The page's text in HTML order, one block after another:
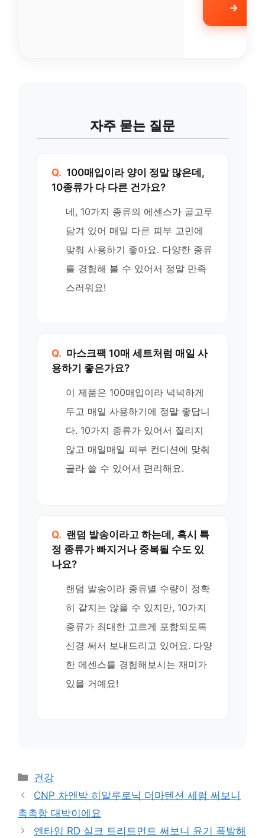
→
자주 묻는 질문
Q. 100매입이라 양이 정말 많은데,
10종류가 다 다른 건가요?
네, 10가지 종류의 에센스가 골고루
담겨 있어 매일 다른 피부 고민에
맞춰 사용하기 좋아요. 다양한 종류
를 경험해 볼 수 있어서 정말 만족
스러워요!
Q. 마스크팩 10매 세트처럼 매일 사
용하기 좋은가요?
이 제품은 100매입이라 넉넉하게
두고 매일 사용하기에 정말 좋답니
다. 10가지 종류가 있어서 질리지
않고 매일매일 피부 컨디션에 맞춰
골라 쓸 수 있어서 편리해요.
Q. 랜덤 발송이라고 하는데, 혹시 특
정 종류가 빠지거나 중복될 수도 있
나요?
랜덤 발송이라 종류별 수량이 정확
히 같지는 않을 수 있지만, 10가지
종류가 최대한 고르게 포함되도록
신경 써서 보내드리고 있어요. 다양
한 에센스를 경험해보시는 재미가
있을 거예요!
카
테
리
건강
CNP 차앤박 히알루로닉 더마텐션 세럼 써보니
촉촉함 대박이에요
엔타임 RD 실크 트리트먼트 써보니 윤기 폭발해